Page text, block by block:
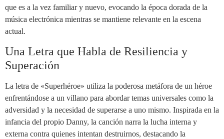
que es a la vez familiar y nuevo, evocando la época dorada de la
música electrónica mientras se mantiene relevante en la escena
actual.
Una Letra que Habla de Resiliencia y
Superación
La letra de «Superhéroe» utiliza la poderosa metáfora de un héroe
enfrentándose a un villano para abordar temas universales como la
adversidad y la necesidad de superarse a uno mismo. Inspirada en la
infancia del propio Danny, la canción narra la lucha interna y
externa contra quienes intentan destruirnos, destacando la